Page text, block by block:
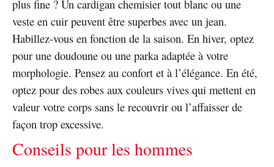
plus fine ? Un cardigan chemisier tout blanc ou une
veste en cuir peuvent être superbes avec un jean.
Habillez-vous en fonction de la saison. En hiver, optez
pour une doudoune ou une parka adaptée à votre
morphologie. Pensez au confort et à l’élégance. En été,
optez pour des robes aux couleurs vives qui mettent en
valeur votre corps sans le recouvrir ou l’affaisser de
façon trop excessive.
Conseils pour les hommes